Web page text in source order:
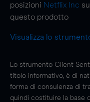
posizioni Netflix Inc su
questo prodotto
Visualizza lo
Lo strumento Client
titolo informativo, è di
forma di consulenza di
quindi costituire la base